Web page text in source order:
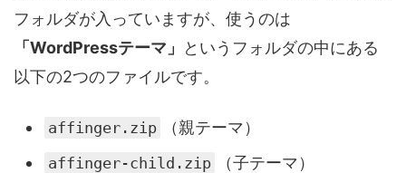
フォルダが入っていますが、使うのは
「WordPressテーマ」
というフォルダの中にある
以下の2つのファイルです。
affinger.zip （親テーマ）
affinger-child.zip （子テーマ）